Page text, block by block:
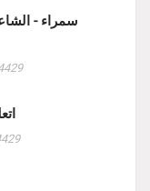
سمراء -